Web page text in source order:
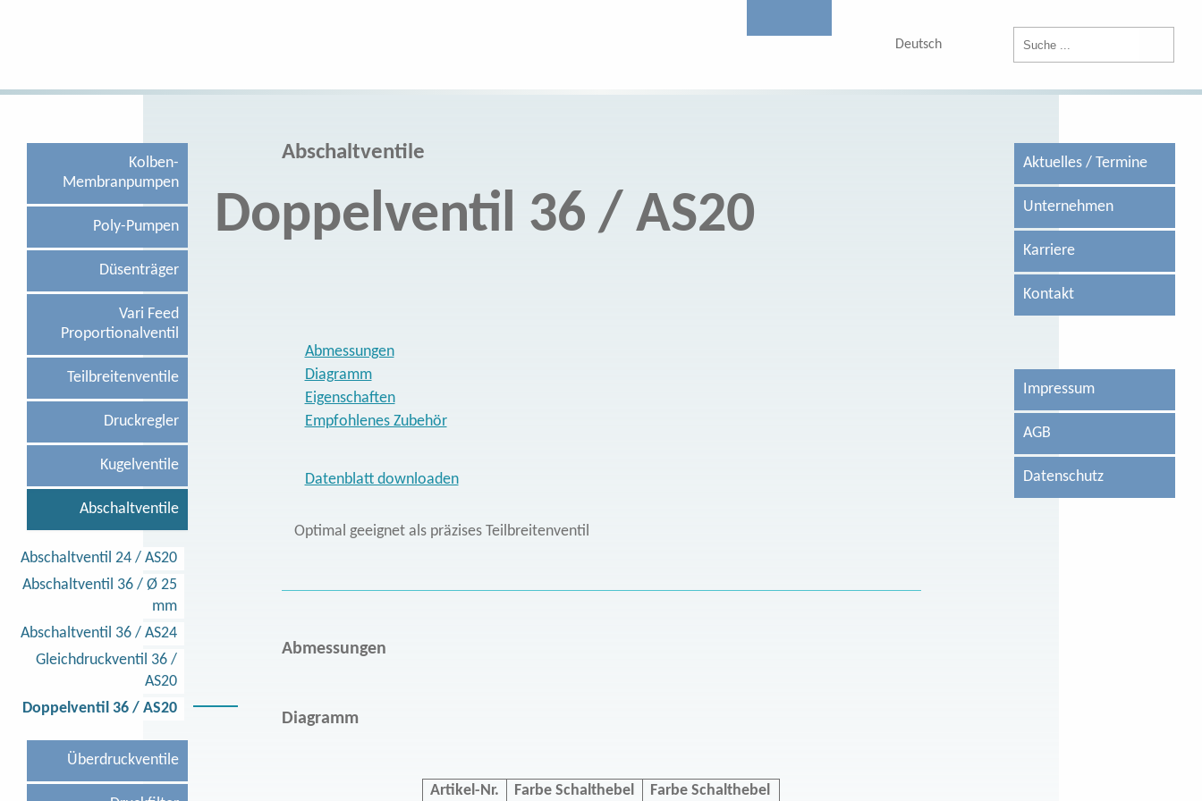
Kolben-
Membranpumpen
Poly-Pumpen
Düsenträger
Vari Feed
Proportionalventil
Teilbreitenventile
Druckregler
Kugelventile
Abschaltventile
Abschaltventil 24 / AS20
Abschaltventil 36 / Ø 25
mm
Abschaltventil 36 / AS24
Gleichdruckventil 36 /
AS20
Doppelventil 36 / AS20
Überdruckventile
Aktuelles / Termine
Unternehmen
Karriere
Kontakt
Impressum
AGB
Datenschutz
Deutsch
English
Abschaltventile
Doppelventil 36 / AS20
Abmessungen
Diagramm
Eigenschaften
Empfohlenes Zubehör
Datenblatt downloaden
Optimal geeignet als präzises Teilbreitenventil
Abmessungen
Diagramm
Artikel-Nr. Farbe Schalthebel Farbe Schalthebel